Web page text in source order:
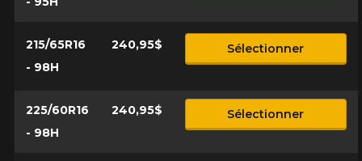
215/65R16
- 98H
240,95$ Sélectionner
225/60R16
- 98H
240,95$ Sélectionner